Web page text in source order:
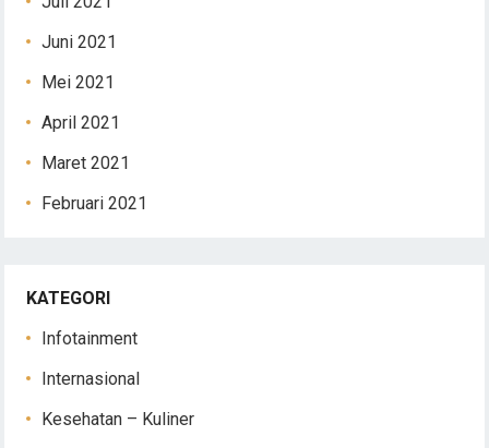
Juni 2021
Mei 2021
April 2021
Maret 2021
Februari 2021
KATEGORI
Infotainment
Internasional
Kesehatan – Kuliner